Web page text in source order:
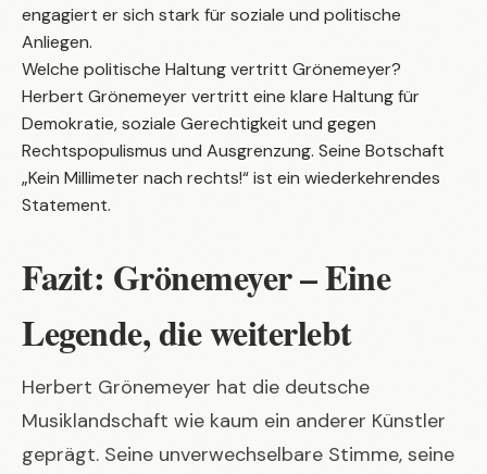
engagiert er sich stark für soziale und politische
Anliegen.
Welche politische Haltung vertritt Grönemeyer?
Herbert Grönemeyer vertritt eine klare Haltung für
Demokratie, soziale Gerechtigkeit und gegen
Rechtspopulismus und Ausgrenzung. Seine Botschaft
„Kein Millimeter nach rechts!“ ist ein wiederkehrendes
Statement.
Fazit: Grönemeyer – Eine
Legende, die weiterlebt
Herbert Grönemeyer hat die deutsche
Musiklandschaft wie kaum ein anderer Künstler
geprägt. Seine unverwechselbare Stimme, seine